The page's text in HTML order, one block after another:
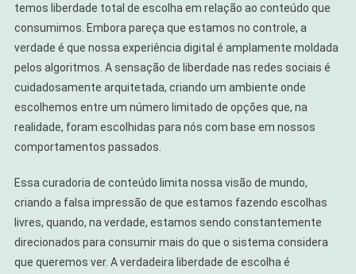
temos liberdade total de escolha em relação ao conteúdo que
consumimos. Embora pareça que estamos no controle, a
verdade é que nossa experiência digital é amplamente moldada
pelos algoritmos. A sensação de liberdade nas redes sociais é
cuidadosamente arquitetada, criando um ambiente onde
escolhemos entre um número limitado de opções que, na
realidade, foram escolhidas para nós com base em nossos
comportamentos passados.
Essa curadoria de conteúdo limita nossa visão de mundo,
criando a falsa impressão de que estamos fazendo escolhas
livres, quando, na verdade, estamos sendo constantemente
direcionados para consumir mais do que o sistema considera
que queremos ver. A verdadeira liberdade de escolha é